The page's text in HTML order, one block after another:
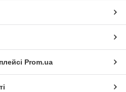
Prom.ua